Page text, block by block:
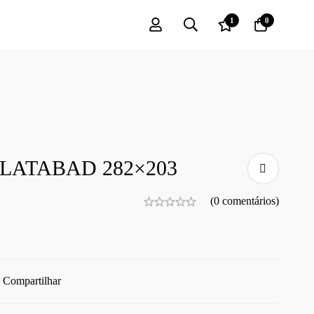
1 0
282×203
(0 comentários)
Compartilhar